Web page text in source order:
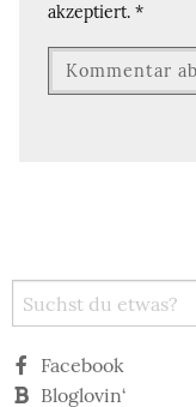
akzeptiert. *
Facebook
Bloglovin‘